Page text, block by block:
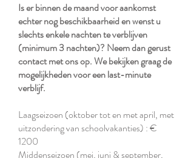
Is er binnen de maand voor aankomst
echter nog beschikbaarheid en wenst u
slechts enkele nachten te verblijven
(minimum 3 nachten)? Neem dan gerust
contact met ons op. We bekijken graag de
mogelijkheden voor een last-minute
verblijf.
Laagseizoen (oktober tot en met april, met
uitzondering van schoolvakanties) : €
1200
Middenseizoen (mei, juni & september,